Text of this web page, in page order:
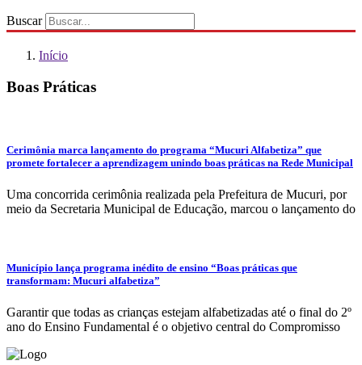
Buscar
Início
Boas Práticas
Cerimônia marca lançamento do programa “Mucuri Alfabetiza” que
promete fortalecer a aprendizagem unindo boas práticas na Rede Municipal
Uma concorrida cerimônia realizada pela Prefeitura de Mucuri, por
meio da Secretaria Municipal de Educação, marcou o lançamento do
Município lança programa inédito de ensino “Boas práticas que
transformam: Mucuri alfabetiza”
Garantir que todas as crianças estejam alfabetizadas até o final do 2º
ano do Ensino Fundamental é o objetivo central do Compromisso